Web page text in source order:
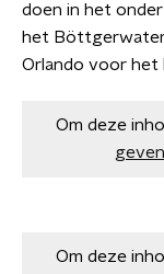
doen in het
het
Orlando voor het
Om deze
geven
Om deze